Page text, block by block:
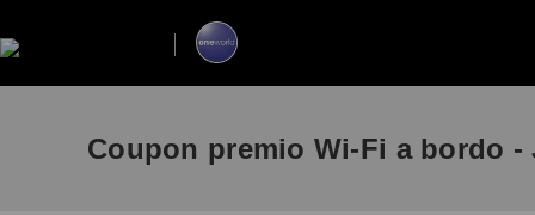
Coupon premio Wi-Fi a bordo -